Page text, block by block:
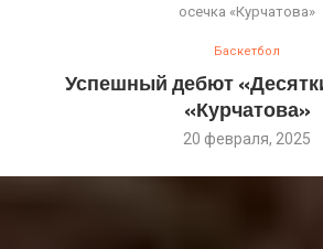
осечка «Курчатова»
Баскетбол
Успешный дебют
«Курчатова»
20 февраля, 2025